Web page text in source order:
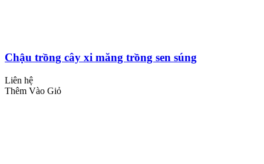
Chậu trồng cây xi măng trồng sen súng
Liên hệ
Thêm Vào Giỏ